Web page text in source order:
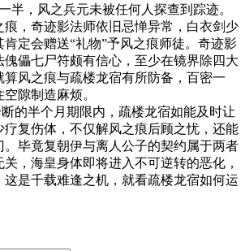
，风之兵元未被任何人探查到踪迹。
痕，奇迹影法师依旧忌惮异常，白衣剑少
定会赠送“礼物”予风之痕师徒。奇迹影
儡七尸符颇有信心，至少在镜界除四大
风之痕与疏楼龙宿有所防备，百密一
隙制造麻烦。
半个月期限内，疏楼龙宿如能及时让
疗复伤体，不仅解风之痕后顾之忧，还能
。毕竟复朝伊与离人公子的契约属于两者
，海皇身体即将进入不可逆转的恶化，
这是千载难逢之机，就看疏楼龙宿如何运